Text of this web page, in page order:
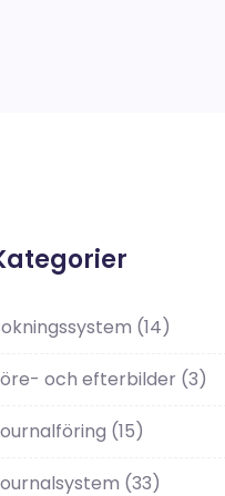
(14)
och efterbilder (3)
(15)
(33)